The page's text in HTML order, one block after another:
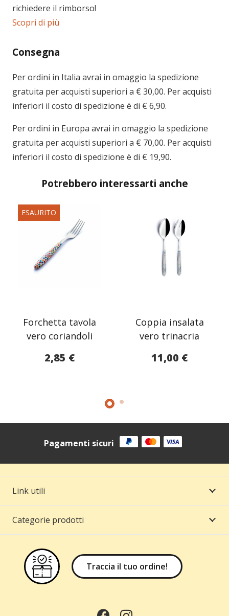
richiedere il rimborso!
Scopri di più
Consegna
Per ordini in Italia avrai in omaggio la spedizione
gratuita per acquisti superiori a € 30,00. Per acquisti
inferiori il costo di spedizione è di € 6,90.
Per ordini in Europa avrai in omaggio la spedizione
gratuita per acquisti superiori a € 70,00. Per acquisti
inferiori il costo di spedizione è di € 19,90.
Potrebbero interessarti anche
ESAURITO
Forchetta tavola
vero coriandoli
2,85 €
Coppia insalata
vero trinacria
11,00 €
Pagamenti sicuri
Link utili
Categorie prodotti
Traccia il tuo ordine!